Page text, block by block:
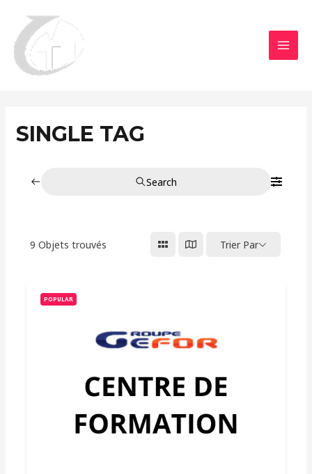
contenu
SINGLE TAG
Search
9 Objets trouvés Trier Par
POPULAR